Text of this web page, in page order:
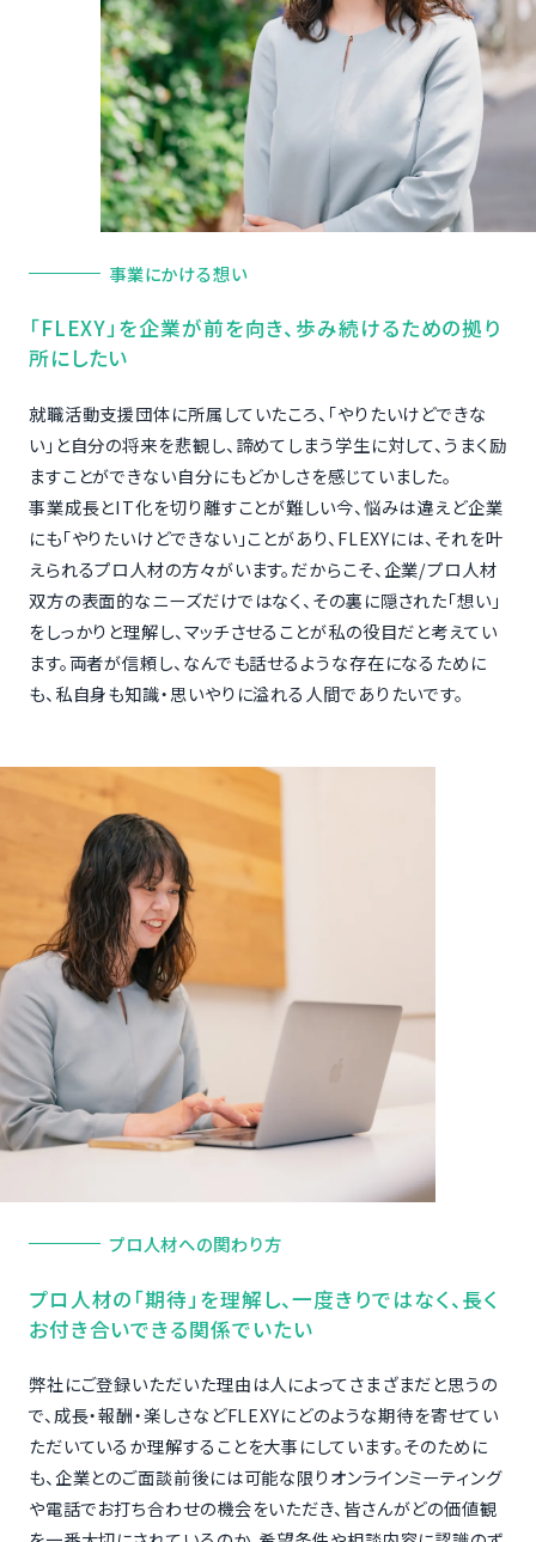
事業にかける想い
「FLEXY」を企業が前を向き、歩み続けるための拠り
所にしたい
就職活動支援団体に所属していたころ、「やりたいけどできな
い」と自分の将来を悲観し、諦めてしまう学生に対して、うまく励
ますことができない自分にもどかしさを感じていました。
事業成長とIT化を切り離すことが難しい今、悩みは違えど企業
にも「やりたいけどできない」ことがあり、FLEXYには、それを叶
えられるプロ人材の方々がいます。だからこそ、企業/プロ人材
双方の表面的なニーズだけではなく、その裏に隠された「想い」
をしっかりと理解し、マッチさせることが私の役目だと考えてい
ます。両者が信頼し、なんでも話せるような存在になるために
も、私自身も知識・思いやりに溢れる人間でありたいです。
プロ人材への関わり方
プロ人材の「期待」を理解し、一度きりではなく、長く
お付き合いできる関係でいたい
弊社にご登録いただいた理由は人によってさまざまだと思うの
で、成長・報酬・楽しさなどFLEXYにどのような期待を寄せてい
ただいているか理解することを大事にしています。そのために
も、企業とのご面談前後には可能な限りオンラインミーティング
や電話でお打ち合わせの機会をいただき、皆さんがどの価値観